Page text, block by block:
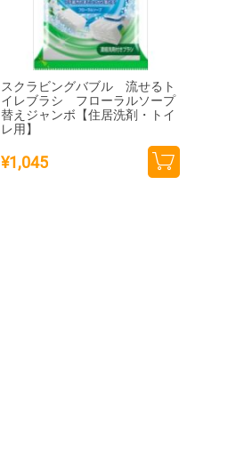
スクラビングバブル 流せるト
イレブラシ フローラルソープ
替えジャンボ【住居洗剤・トイ
レ用】
¥1,045